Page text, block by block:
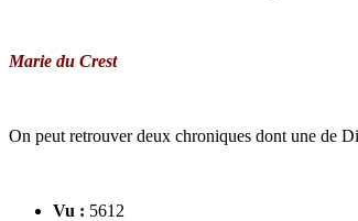
Marie du Crest
On peut retrouver deux chroniques dont une de
Vu : 5612